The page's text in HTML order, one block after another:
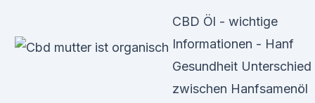
CBD Öl - wichtige
Informationen - Hanf
Gesundheit Unterschied
zwischen Hanfsamenöl